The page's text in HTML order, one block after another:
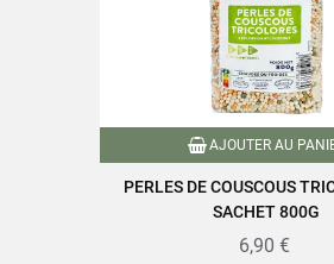
AJOUTER AU
PERLES DE COUSCOUS
SACHET 800G
6,90 €